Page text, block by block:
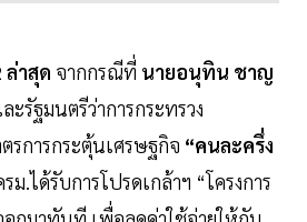
ล่าสุด จากกรณีที่ นายอนุทิน ชาญ
ะรัฐมนตรีว่าการกระทรวง
รการกระตุ้นเศรษฐกิจ “คนละครึ่ง
รม.ได้รับการโปรดเกล้าฯ “โครงการ